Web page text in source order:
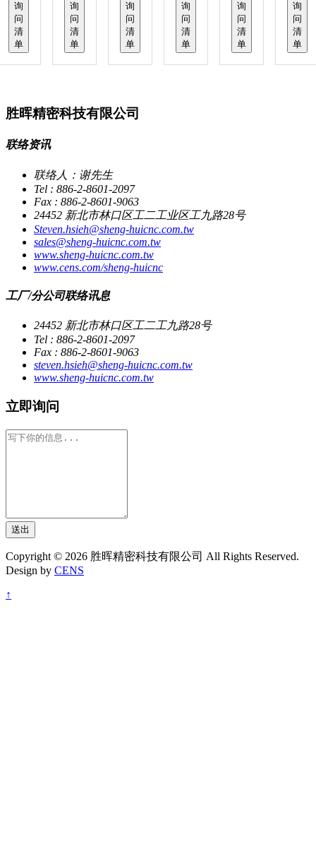
询
问
清
单
询
问
清
单
询
问
清
单
询
问
清
单
询
问
清
单
询
问
清
单
胜晖精密科技有限公司
联络资讯
联络人：谢先生
Tel : 886-2-8601-2097
Fax : 886-2-8601-9063
24452 新北市林口区工二工业区工九路28号
Steven.hsieh@sheng-huicnc.com.tw
sales@sheng-huicnc.com.tw
www.sheng-huicnc.com.tw
www.cens.com/sheng-huicnc
工厂/分公司联络讯息
24452 新北市林口区工二工九路28号
Tel : 886-2-8601-2097
Fax : 886-2-8601-9063
steven.hsieh@sheng-huicnc.com.tw
www.sheng-huicnc.com.tw
立即询问
送出
Copyright © 2026 胜晖精密科技有限公司 All Rights Reserved.
Design by CENS
↑